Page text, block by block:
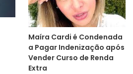
Maíra Cardi é Condenada
a Pagar Indenização após
Vender Curso de Renda
Extra